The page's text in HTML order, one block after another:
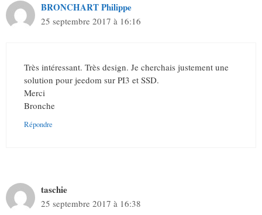
BRONCHART Philippe
25 septembre 2017 à 16:16
Très intéressant. Très design. Je cherchais justement une
solution pour jeedom sur PI3 et SSD.
Merci
Bronche
Répondre
taschie
25 septembre 2017 à 16:38